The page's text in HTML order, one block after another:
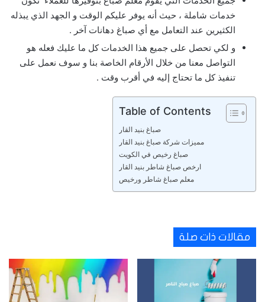
خدمات شاملة ، حيث أنه يوفر عليكم الوقت و الجهد الذي يبذله
الكثيرين عند التعامل مع أي صباغ دهانات آخر .
و لكي تحصل على جميع هذا الخدمات كل ما عليك فعله هو
التواصل معنا من خلال الأرقام الخاصة بنا و سوف نعمل على
تنفيذ كل ما تحتاج إليه في أقرب وقت .
Table of Contents
صباغ بنيد القار
مميزات شركة صباغ بنيد القار
صباغ رخيص في الكويت
ارخص صباغ شاطر بنيد القار
معلم صباغ شاطر ورخيص
مقالات ذات صلة